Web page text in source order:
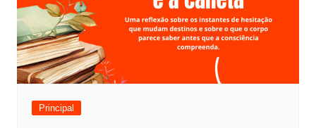
Principal